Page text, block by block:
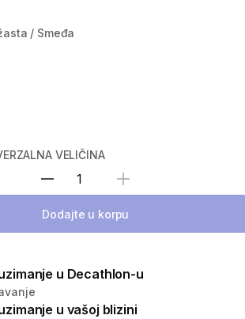
/ Smeđa
VELIČINA
Izaberi količinu
Dodajte u korpu
u Decathlon-u
u vašoj blizini